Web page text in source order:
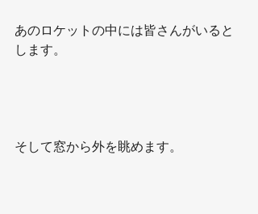
あのロケットの中には皆さんがいると
します。
そして窓から外を眺めます。